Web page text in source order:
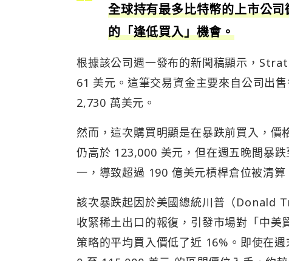
全球持有最多比特幣的上市公
的「逢低買入」機會。
根據該公司週一發布的新聞稿顯示，
61 美元。這筆交易資金主要來自公司出
2,730 萬美元。
然而，這次購買明顯是在暴跌前買入，
仍高於 123,000 美元，但在週五晚間暴
一，導致超過 190 億美元槓桿倉位被清算
該次暴跌起因於美國總統川普（Donald
收緊稀土出口的報復，引發市場對「中
策略的平均買入價低了近 16%。即使在